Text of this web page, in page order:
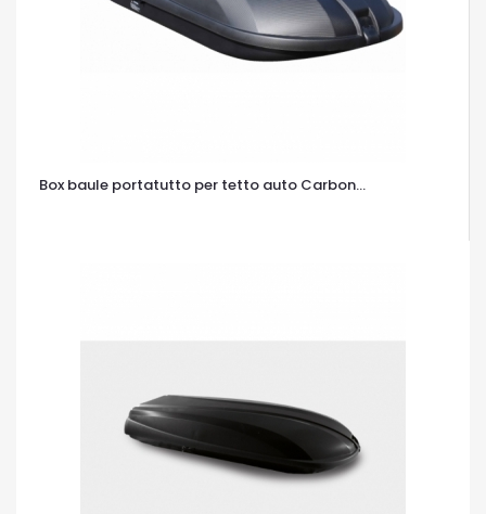
Box baule portatutto per tetto auto Carbon...